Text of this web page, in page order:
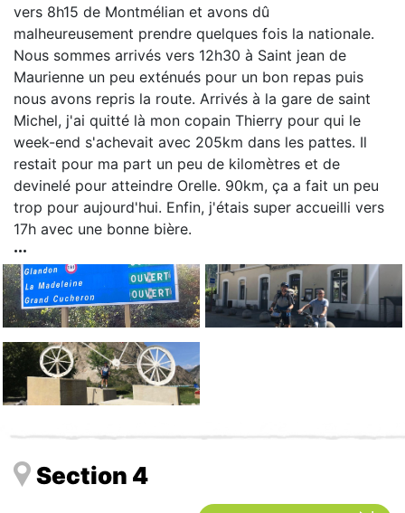
vers 8h15 de Montmélian et avons dû
malheureusement prendre quelques fois la nationale.
Nous sommes arrivés vers 12h30 à Saint jean de
Maurienne un peu exténués pour un bon repas puis
nous avons repris la route. Arrivés à la gare de saint
Michel, j'ai quitté là mon copain Thierry pour qui le
week-end s'achevait avec 205km dans les pattes. Il
restait pour ma part un peu de kilomètres et de
devinelé pour atteindre Orelle. 90km, ça a fait un peu
trop pour aujourd'hui. Enfin, j'étais super accueilli vers
17h avec une bonne bière.
Section 4